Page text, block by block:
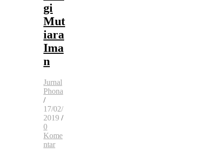
gi
Mut
iara
Ima
n
Jurnal
Phona
/
17/02/
2019 /
0
Kome
ntar